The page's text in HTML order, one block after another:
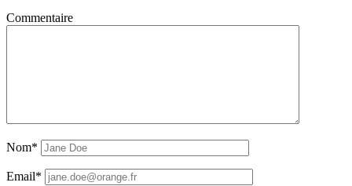
Commentaire
Nom*
Email*